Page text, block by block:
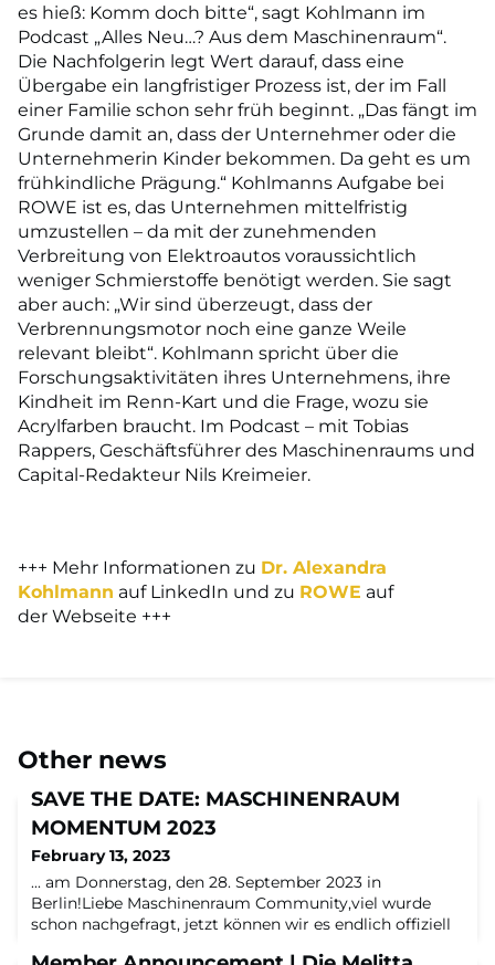
es hieß: Komm doch bitte“, sagt Kohlmann im
Podcast „Alles Neu…? Aus dem Maschinenraum“.
Die Nachfolgerin legt Wert darauf, dass eine
Übergabe ein langfristiger Prozess ist, der im Fall
einer Familie schon sehr früh beginnt. „Das fängt im
Grunde damit an, dass der Unternehmer oder die
Unternehmerin Kinder bekommen. Da geht es um
frühkindliche Prägung.“ Kohlmanns Aufgabe bei
ROWE ist es, das Unternehmen mittelfristig
umzustellen – da mit der zunehmenden
Verbreitung von Elektroautos voraussichtlich
weniger Schmierstoffe benötigt werden. Sie sagt
aber auch: „Wir sind überzeugt, dass der
Verbrennungsmotor noch eine ganze Weile
relevant bleibt“. Kohlmann spricht über die
Forschungsaktivitäten ihres Unternehmens, ihre
Kindheit im Renn-Kart und die Frage, wozu sie
Acrylfarben braucht. Im Podcast – mit Tobias
Rappers, Geschäftsführer des Maschinenraums und
Capital-Redakteur Nils Kreimeier.
+++ Mehr Informationen zu Dr. Alexandra
Kohlmann auf LinkedIn und zu ROWE auf
der Webseite +++
Other news
SAVE THE DATE: MASCHINENRAUM
MOMENTUM 2023
February 13, 2023
... am Donnerstag, den 28. September 2023 in
Berlin!Liebe Maschinenraum Community,viel wurde
schon nachgefragt, jetzt können wir es endlich offiziell